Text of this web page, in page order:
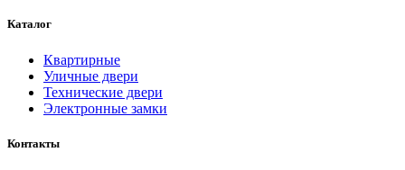
Каталог
Квартирные
Уличные двери
Технические двери
Электронные замки
Контакты